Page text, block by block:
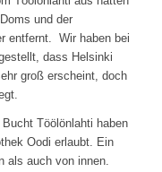
und der
entfernt. Wir haben bei
dass Helsinki
groß erscheint, doch
Töölönlahti haben
Oodi erlaubt. Ein
als auch von innen.